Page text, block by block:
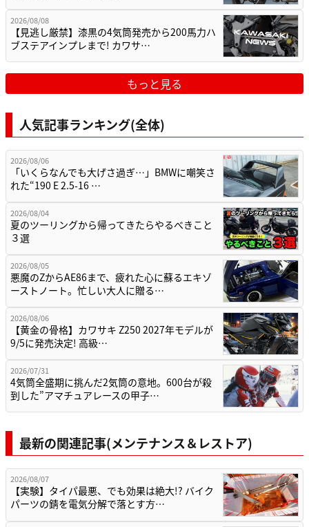
2026/08/08
【見逃し厳禁】漆黒の4気筒発売から200馬力ハ
ブステアインプレまで! カワサ…
もっと見る
人気記事ランキング(全体)
2026/08/06
「いくらなんでも大げさ過ぎ…」BMWに嘲笑さ
れた“190 E 2.5-16 …
2026/08/04
夏のツーリングから帰ってきたらやるべきこと
３選
2026/08/05
悪魔のZからAE86まで、疲れた心に蘇るエキゾ
ーストノート。忙しい大人に贈る…
2026/08/06
【黄金の骨格】カワサキ Z250 2027年モデルが
9/5に発売決定! 高級…
2026/07/31
4気筒全盛期に挑んだ2気筒の意地。600台が殺
到した”アマチュアレースの甲子…
最新の関連記事(メンテナンス＆レストア)
2026/08/07
【実験】タイパ最悪、でも効果は絶大!? バイク
パーツの錆を電気分解で落とす方…